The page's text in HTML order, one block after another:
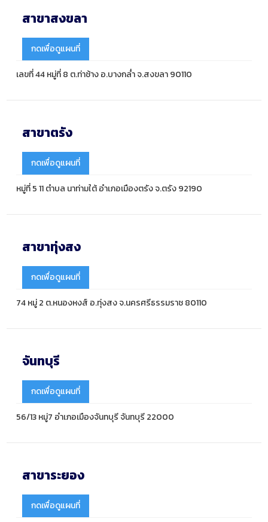
สาขาสงขลา
กดเพื่อดูแผนที่
เลขที่ 44 หมู่ที่ 8 ต.ท่าช้าง อ.บางกล่ำ จ.สงขลา 90110
สาขาตรัง
กดเพื่อดูแผนที่
หมู่ที่ 5 11 ตำบล นาท่ามใต้ อำเภอเมืองตรัง จ.ตรัง 92190
สาขาทุ่งสง
กดเพื่อดูแผนที่
74 หมู่ 2 ต.หนองหงส์ อ.ทุ่งสง จ.นครศรีธรรมราช 80110
จันทบุรี
กดเพื่อดูแผนที่
56/13 หมู่7 อำเภอเมืองจันทบุรี จันทบุรี 22000
สาขาระยอง
กดเพื่อดูแผนที่